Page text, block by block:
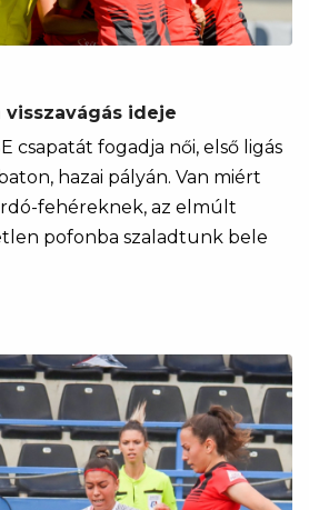
visszavágás ideje
csapatát fogadja női, első ligás
hazai pályán. Van miért
fehéreknek, az elmúlt
pofonba szaladtunk bele